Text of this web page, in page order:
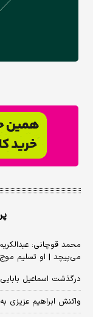
محمد قوچانی:
می‌پیچد | او تسلیم
درگذشت اسماعیل
واکنش ابراهیم عزیزی